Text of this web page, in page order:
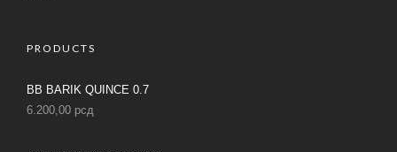
PRODUCTS
BB BARIK QUINCE 0.7
6.200,00 рсд